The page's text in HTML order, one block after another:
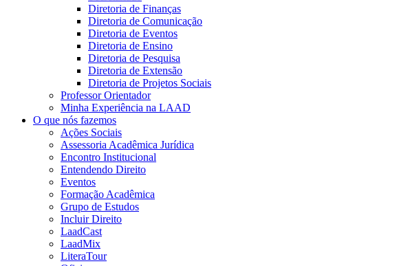
Diretoria de Finanças
Diretoria de Comunicação
Diretoria de Eventos
Diretoria de Ensino
Diretoria de Pesquisa
Diretoria de Extensão
Diretoria de Projetos Sociais
Professor Orientador
Minha Experiência na LAAD
O que nós fazemos
Ações Sociais
Assessoria Acadêmica Jurídica
Encontro Institucional
Entendendo Direito
Eventos
Formação Acadêmica
Grupo de Estudos
Incluir Direito
LaadCast
LaadMix
LiteraTour